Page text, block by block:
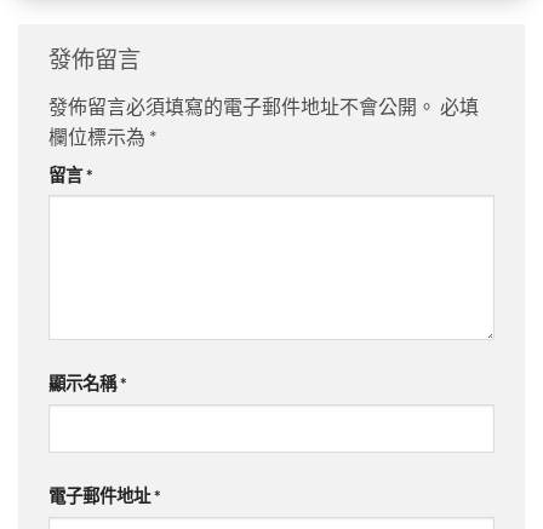
發佈留言
發佈留言必須填寫的電子郵件地址不會公開。 必填
欄位標示為 *
留言*
顯示名稱*
電子郵件地址*